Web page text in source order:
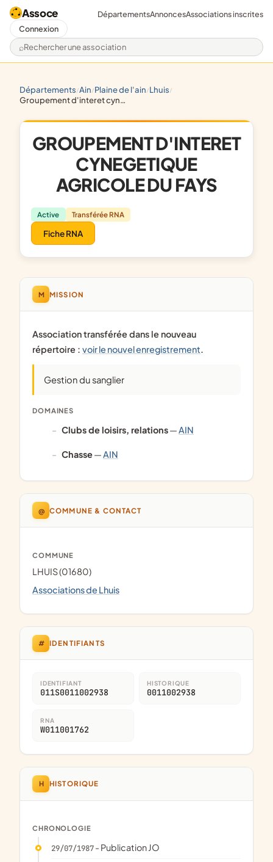
Assoce
Rechercher une association
DépartementsAnnoncesAssociations inscrites
Connexion
départements/ ain/ plaine de l'ain/ lhuis/
groupement d'interet cynegetique agricole du fays
GROUPEMENT D'INTERET
CYNEGETIQUE
AGRICOLE DU FAYS
Active Transférée RNA
Fiche RNA
M MISSION
Association transférée dans le nouveau
répertoire : voir le nouvel enregistrement.
Gestion du sanglier
DOMAINES
clubs de loisirs, relations—AIN
chasse—AIN
@ COMMUNE & CONTACT
COMMUNE
LHUIS (01680)
Associations de Lhuis
# IDENTIFIANTS
IDENTIFIANT
011S0011002938
HISTORIQUE
0011002938
RNA
W011001762
H HISTORIQUE
CHRONOLOGIE
29/07/1987- Publication JO